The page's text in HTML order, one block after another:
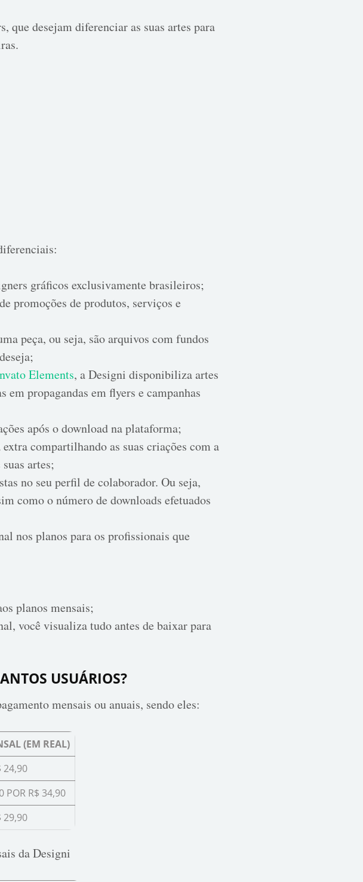
que desejam diferenciar as suas artes para
gráficos exclusivamente brasileiros;
promoções de produtos, serviços e
peça, ou seja, são arquivos com fundos
Elements, a Designi disponibiliza artes
em propagandas em flyers e campanhas
após o download na plataforma;
compartilhando as suas criações com a
artes;
no seu perfil de colaborador. Ou seja,
como o número de downloads efetuados
nos planos para os profissionais que
planos mensais;
você visualiza tudo antes de baixar para
USUÁRIOS?
mensais ou anuais, sendo eles:
(EM REAL)
24,90
POR R$ 34,90
29,90
da Designi